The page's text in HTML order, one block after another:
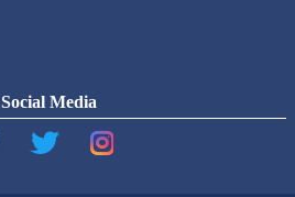
Social Media